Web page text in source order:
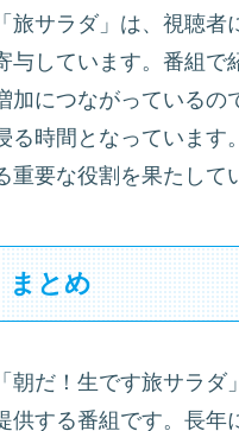
「旅サラダ」は、視聴
与しています。番組で
加につながっているの
る時間となっています
重要な役割を果たして
まとめ
「朝だ！生です旅サラ
供する番組です。長年